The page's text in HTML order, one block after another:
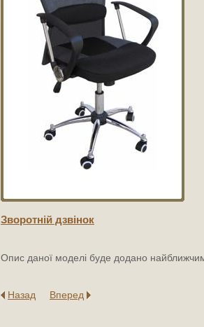
Зворотнiй дзвiнок
Опис даної моделі буде додано
Назад Вперед